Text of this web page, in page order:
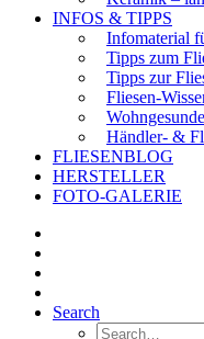
INFOS & TIPPS
Infomaterial
Tipps zum
Tipps zur
Fliesen-
Händler- &
FLIESENBLOG
HERSTELLER
FOTO-GALERIE
Search